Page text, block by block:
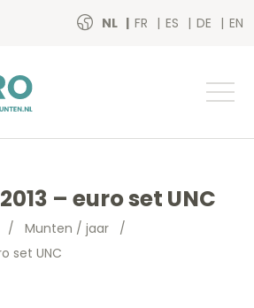
NL FR ES DE EN
– euro set UNC
/ Munten / jaar /
set UNC